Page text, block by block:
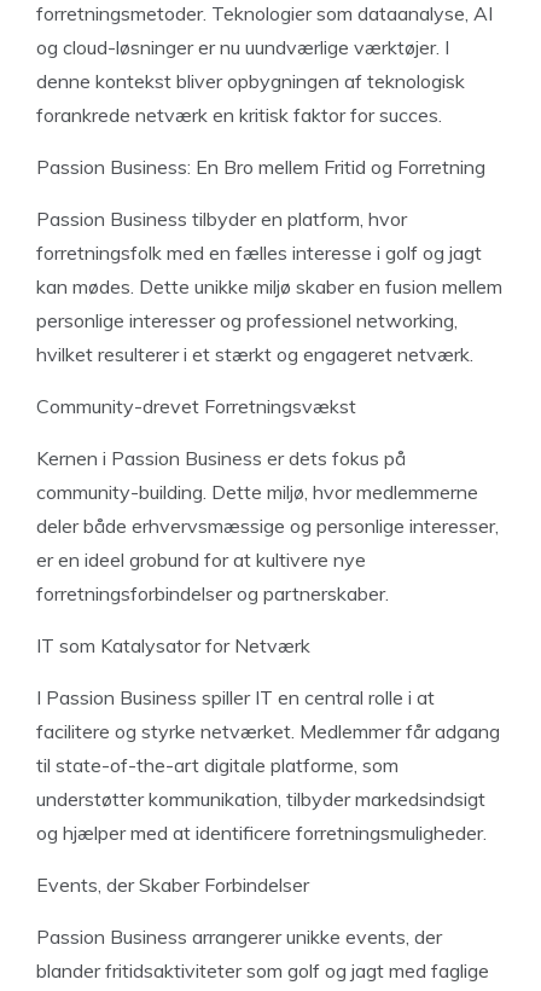
forretningsmetoder. Teknologier som dataanalyse, AI
og cloud-løsninger er nu uundværlige værktøjer. I
denne kontekst bliver opbygningen af teknologisk
forankrede netværk en kritisk faktor for succes.
Passion Business: En Bro mellem Fritid og Forretning
Passion Business tilbyder en platform, hvor
forretningsfolk med en fælles interesse i golf og jagt
kan mødes. Dette unikke miljø skaber en fusion mellem
personlige interesser og professionel networking,
hvilket resulterer i et stærkt og engageret netværk.
Community-drevet Forretningsvækst
Kernen i Passion Business er dets fokus på
community-building. Dette miljø, hvor medlemmerne
deler både erhvervsmæssige og personlige interesser,
er en ideel grobund for at kultivere nye
forretningsforbindelser og partnerskaber.
IT som Katalysator for Netværk
I Passion Business spiller IT en central rolle i at
facilitere og styrke netværket. Medlemmer får adgang
til state-of-the-art digitale platforme, som
understøtter kommunikation, tilbyder markedsindsigt
og hjælper med at identificere forretningsmuligheder.
Events, der Skaber Forbindelser
Passion Business arrangerer unikke events, der
blander fritidsaktiviteter som golf og jagt med faglige